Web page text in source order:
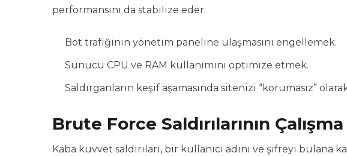
performansını da stabilize eder.
Bot trafiğinin yönetim paneline ulaşmasını engellemek.
Sunucu CPU ve RAM kullanımını optimize etmek.
Saldırganların keşif aşamasında sitenizi “korumasız”
Brute Force Saldırılarının
Kaba kuvvet saldırıları, bir kullanıcı adını ve şifreyi